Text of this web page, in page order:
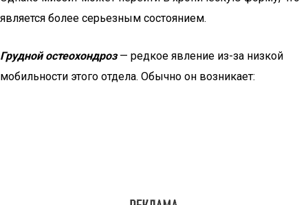
является более серьезным состоянием.
Грудной остеохондроз— редкое явление из-за низкой
мобильности этого отдела. Обычно он возникает: